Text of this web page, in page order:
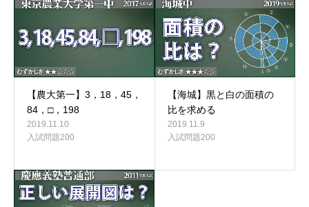
【農大第一】3，18，45，
84，□，198
2019.11.10
入試問題200
【海城】黒と白の面積の
比を求める
2019.11.9
入試問題200